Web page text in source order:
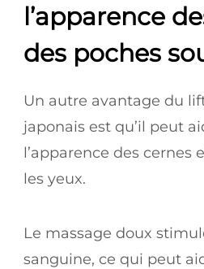
l’apparence
des poches
Un autre avantage du
japonais est qu’il peut
l’apparence des cernes
les yeux.
Le massage doux
sanguine, ce qui peut